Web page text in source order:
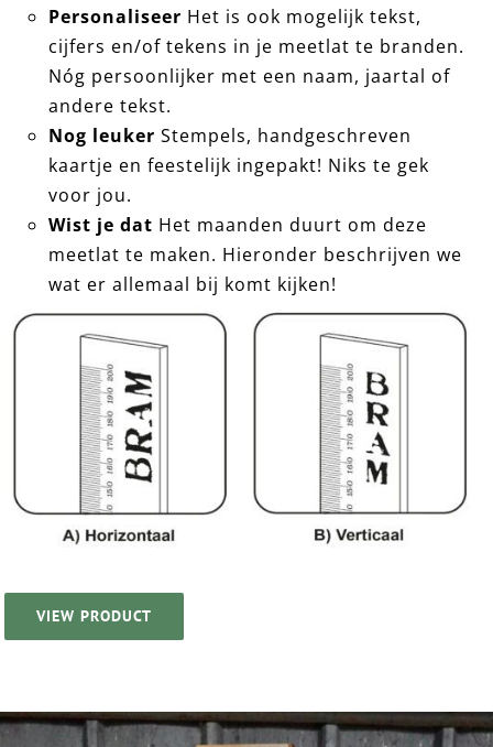
Personaliseer Het is ook mogelijk tekst,
cijfers en/of tekens in je meetlat te branden.
Nóg persoonlijker met een naam, jaartal of
andere tekst.
Nog leuker Stempels, handgeschreven
kaartje en feestelijk ingepakt! Niks te gek
voor jou.
Wist je dat Het maanden duurt om deze
meetlat te maken. Hieronder beschrijven we
wat er allemaal bij komt kijken!
VIEW PRODUCT